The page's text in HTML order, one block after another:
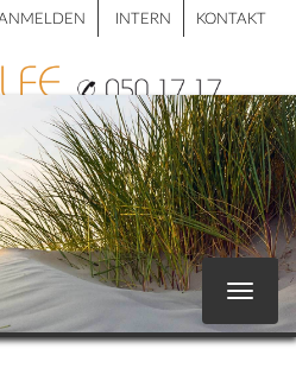
INTERN KONTAKT
Toggle